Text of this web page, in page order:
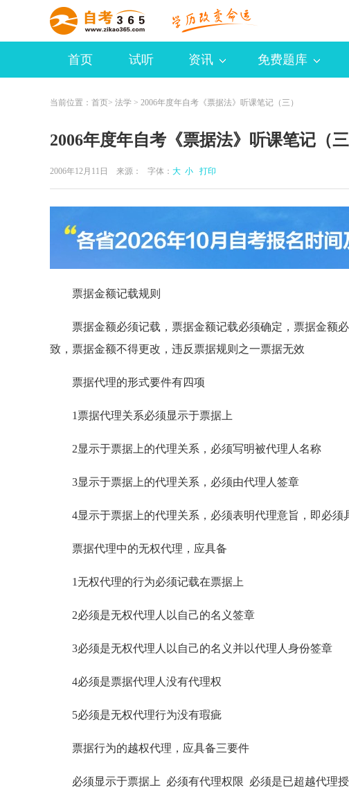
首页 试听 资讯 免费题库
当前位置： 首页> 法学 > 2006年度年自考《票据法》听课笔记（三）
2006年度年自考《票据法》听课笔记（三
2006年12月11日 来源： 字体： 大 小 打印
票据金额记载规则
票据金额必须记载，票据金额记载必须确定，票据金额
致，票据金额不得更改，违反票据规则之一票据无效
票据代理的形式要件有四项
1票据代理关系必须显示于票据上
2显示于票据上的代理关系，必须写明被代理人名称
3显示于票据上的代理关系，必须由代理人签章
4显示于票据上的代理关系，必须表明代理意旨，即必须
票据代理中的无权代理，应具备
1无权代理的行为必须记载在票据上
2必须是无权代理人以自己的名义签章
3必须是无权代理人以自己的名义并以代理人身份签章
4必须是票据代理人没有代理权
5必须是无权代理行为没有瑕疵
票据行为的越权代理，应具备三要件
必须显示于票据上 必须有代理权限 必须是已超越代理